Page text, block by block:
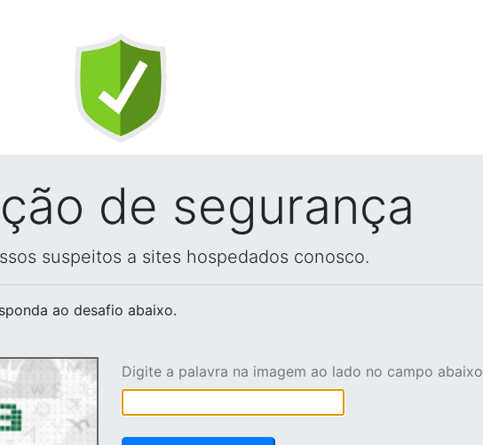
de segurança
suspeitos a sites hospedados conosco.
ao desafio abaixo.
Digite a palavra na imagem ao lado no campo abaixo